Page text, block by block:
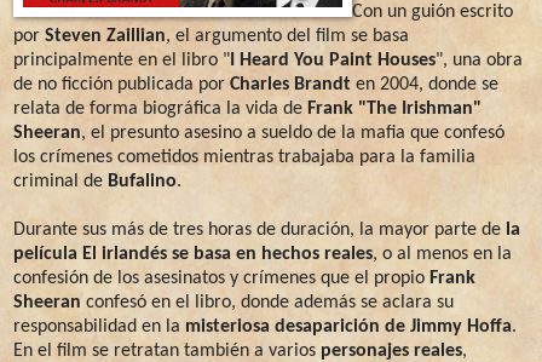
Con un guión escrito
por Steven Zaillian, el argumento del film se basa
principalmente en el libro " I Heard You Paint Houses", una obra
de no ficción publicada por Charles Brandt en 2004, donde se
relata de forma biográfica la vida de Frank "The Irishman"
Sheeran, el presunto asesino a sueldo de la mafia que confesó
los crímenes cometidos mientras trabajaba para la familia
criminal de Bufalino.
Durante sus más de tres horas de duración, la mayor parte de la
película El irlandés se basa en hechos reales, o al menos en la
confesión de los asesinatos y crímenes que el propio Frank
Sheeran confesó en el libro, donde además se aclara su
responsabilidad en la misteriosa desaparición de Jimmy Hoffa.
En el film se retratan también a varios personajes reales,